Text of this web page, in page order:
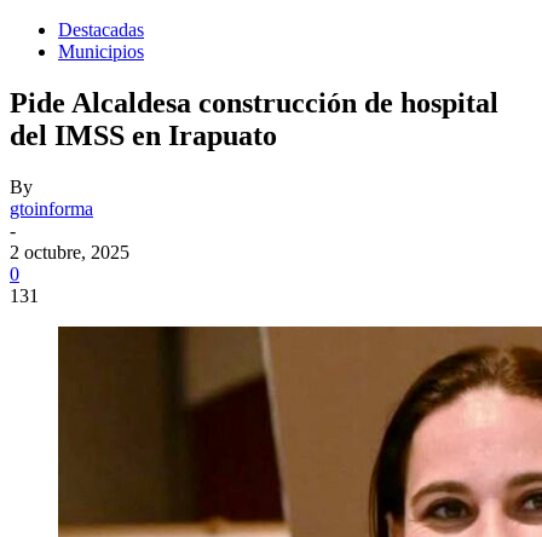
Destacadas
Municipios
Pide Alcaldesa construcción de hospital
del IMSS en Irapuato
By
gtoinforma
-
2 octubre, 2025
0
131